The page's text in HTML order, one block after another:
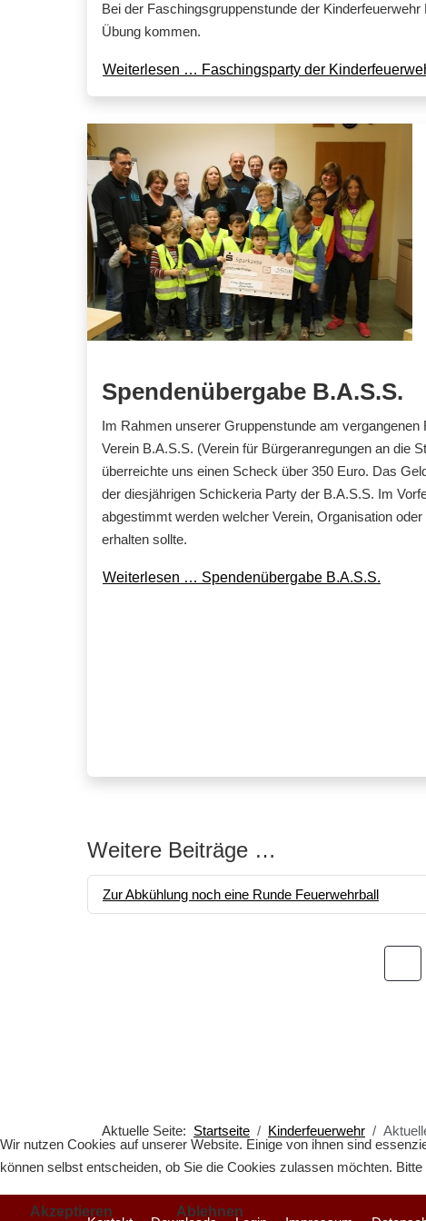
Bei der Faschingsgruppenstunde der
Übung kommen.
Weiterlesen … Faschingsparty der
Spendenübergabe B.A.S.S.
Im Rahmen unserer Gruppenstunde am vergangenen
Verein B.A.S.S. (Verein für Bürgeranregungen an die
überreichte uns einen Scheck über 350 Euro. Das
der diesjährigen Schickeria Party der B.A.S.S. Im
abgestimmt werden welcher Verein, Organisation
erhalten sollte.
Weiterlesen … Spendenübergabe B.A.S.S.
Weitere Beiträge …
Zur Abkühlung noch eine Runde Feuerwehrball
Aktuelle Seite: Startseite Kinderfeuerwehr
Wir nutzen Cookies auf unserer Website. Einige von ihnen sind
können selbst entscheiden, ob Sie die Cookies zulassen möchten.
Akzeptieren Ablehnen